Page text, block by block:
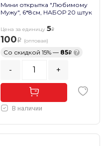
Мини открытка "Любимому
Мужу", 6*8см, НАБОР 20 штук
Цена за единицу 5
100 (оптовая)
Со скидкой 15% — 85 ?
- +
В наличии